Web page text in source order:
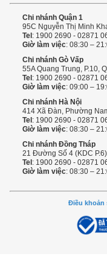
Chi nhánh Quận 1
95C Nguyễn Thị Minh
Tel: 1900 2690 - 02871
Giờ làm việc: 08:30 –
Chi nhánh Gò Vấp
55A Quang Trung, P.10,
Tel: 1900 2690 - 02871
Giờ làm việc: 09:00 –
Chi nhánh Hà Nội
414 Xã Đàn, Phường
Tel: 1900 2690 - 02871
Giờ làm việc: 08:30 –
Chi nhánh Đồng Tháp
21 Đường Số 4 (KDC
Tel: 1900 2690 - 02871
Giờ làm việc: 08:30 –
Điều khoản